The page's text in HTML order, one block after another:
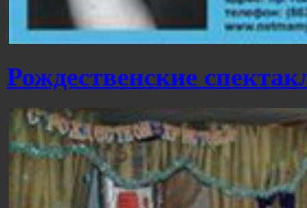
Рождественские